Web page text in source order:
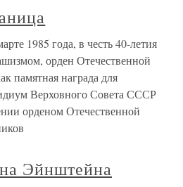
1985 года, в честь 40-летия
орден Отечественной
памятная награда для
Верховного Совета СССР
орденом Отечественной
Эйнштейна